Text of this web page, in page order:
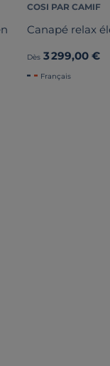
COSI PAR CAMIF
Canapé relax
Dès 3 299,00 €
Français